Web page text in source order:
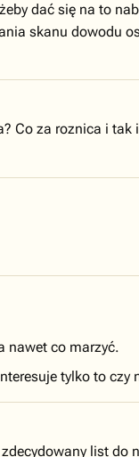
dać się na to
skanu dowodu
Co za roznica i tak
nawet co marzyć.
tylko to czy
list do